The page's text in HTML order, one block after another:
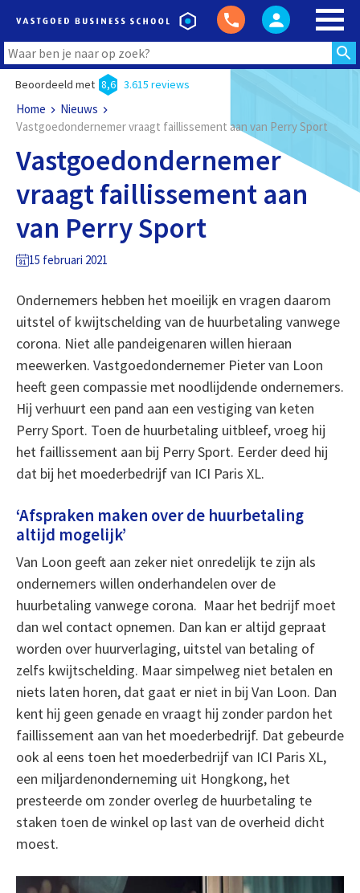
Beoordeeld met 8,6 3.615 reviews
Home
Nieuws
Vastgoedondernemer vraagt faillissement aan van Perry Sport
Vastgoedondernemer
vraagt faillissement aan
van Perry Sport
15 februari 2021
Ondernemers hebben het moeilijk en vragen daarom
uitstel of kwijtschelding van de huurbetaling vanwege
corona. Niet alle pandeigenaren willen hieraan
meewerken. Vastgoedondernemer Pieter van Loon
heeft geen compassie met noodlijdende ondernemers.
Hij verhuurt een pand aan een vestiging van keten
Perry Sport. Toen de huurbetaling uitbleef, vroeg hij
het faillissement aan bij Perry Sport. Eerder deed hij
dat bij het moederbedrijf van ICI Paris XL.
‘Afspraken maken over de huurbetaling
altijd mogelijk’
Van Loon geeft aan zeker niet onredelijk te zijn als
ondernemers willen onderhandelen over de
huurbetaling vanwege corona. Maar het bedrijf moet
dan wel contact opnemen. Dan kan er altijd gepraat
worden over huurverlaging, uitstel van betaling of
zelfs kwijtschelding. Maar simpelweg niet betalen en
niets laten horen, dat gaat er niet in bij Van Loon. Dan
kent hij geen genade en vraagt hij zonder pardon het
faillissement aan van het moederbedrijf. Dat gebeurde
ook al eens toen het moederbedrijf van ICI Paris XL,
een miljardenonderneming uit Hongkong, het
presteerde om zonder overleg de huurbetaling te
staken toen de winkel op last van de overheid dicht
moest.